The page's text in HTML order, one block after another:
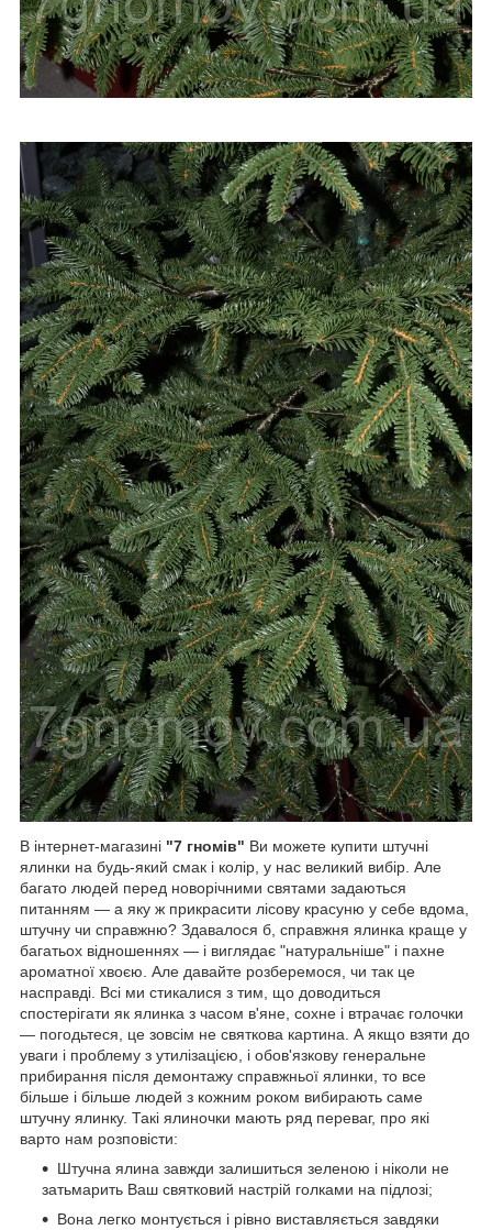
В інтернет-магазині "7 гномів" Ви можете купити штучні
ялинки на будь-який смак і колір, у нас великий вибір. Але
багато людей перед новорічними святами задаються
питанням ― а яку ж прикрасити лісову красуню у себе вдома,
штучну чи справжню? Здавалося б, справжня ялинка краще у
багатьох відношеннях ― і виглядає "натуральніше" і пахне
ароматної хвоєю. Але давайте розберемося, чи так це
насправді. Всі ми стикалися з тим, що доводиться
спостерігати як ялинка з часом в'яне, сохне і втрачає голочки
― погодьтеся, це зовсім не святкова картина. А якщо взяти до
уваги і проблему з утилізацією, і обов'язкову генеральне
прибирання після демонтажу справжньої ялинки, то все
більше і більше людей з кожним роком вибирають саме
штучну ялинку. Такі ялиночки мають ряд переваг, про які
варто нам розповісти:
Штучна ялина завжди залишиться зеленою і ніколи не
затьмарить Ваш святковий настрій голками на підлозі;
Вона легко монтується і рівно виставляється завдяки